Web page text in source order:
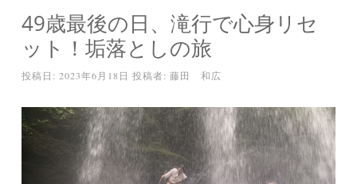
49歳最後の日、滝行で心身リセ
ット！垢落としの旅
投稿日: 2023年6月18日 投稿者: 藤田 和広